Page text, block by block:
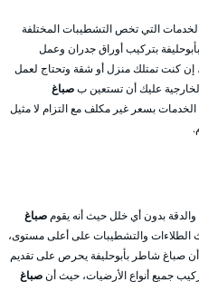
التي تخص التشطيبات المختلفة
بتركيب أوراق جدران وعمل
إن كنت تمتلك منزل أو شقة وتحتاج لعمل
عليك أن تستعين بصباغ
بسعر غير مكلف مع التزام لا مثيل
بدون أي خلل حيث أنه يقوم صباغ
الطلاءات والتشطيبات على أعلى مستوى،
صباغ شاطر بأبوحليفة يحرص على تقديم
جميع أنواع الأرضيات، حيث أنصباغ